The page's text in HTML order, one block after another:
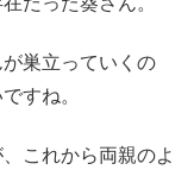
巣立っていくの
すね。
これから両親のよ